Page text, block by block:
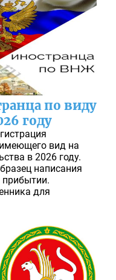
по виду
году
вид на
в 2026 году.
написания
прибытии.
для